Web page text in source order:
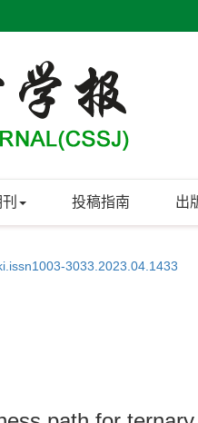
投稿指南 出
3033.2023.04.1433